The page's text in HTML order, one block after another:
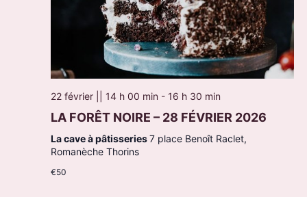
22 février || 14 h 00 min - 16 h 30 min
LA FORÊT NOIRE – 28 FÉVRIER 2026
La cave à pâtisseries7 place Benoît Raclet,
Romanèche Thorins
€50